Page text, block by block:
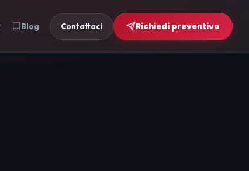
Blog Contattaci Richiedi preventivo